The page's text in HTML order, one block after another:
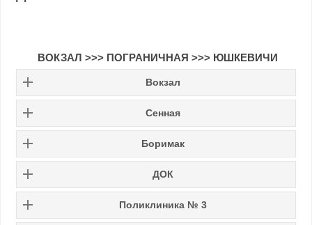
ВОКЗАЛ >>>ПОГРАНИЧНАЯ >>>ЮШКЕВИЧИ
Вокзал
Сенная
Боримак
ДОК
Поликлиника № 3